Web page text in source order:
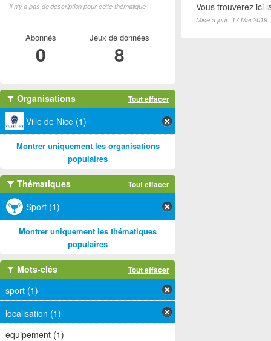
Vous trouverez ici
Mise à jour: 17 Mai 2019
Il n'y a pas de description pour cette thématique
Abonnés
0
Jeux de données
8
Organisations Tout effacer
Ville de Nice (1)
Montrer uniquement les organisations
populaires
Thématiques Tout effacer
Sport (1)
Montrer uniquement les thématiques
populaires
Mots-clés Tout effacer
sport (1)
localisation (1)
equipement (1)